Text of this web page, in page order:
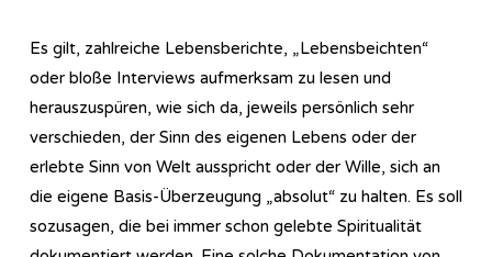
Es gilt, zahlreiche Lebensberichte, „Lebensbeichten“
oder bloße Interviews aufmerksam zu lesen und
herauszuspüren, wie sich da, jeweils persönlich sehr
verschieden, der Sinn des eigenen Lebens oder der
erlebte Sinn von Welt ausspricht oder der Wille, sich an
die eigene Basis-Überzeugung „absolut“ zu halten. Es soll
sozusagen, die bei immer schon gelebte Spiritualität